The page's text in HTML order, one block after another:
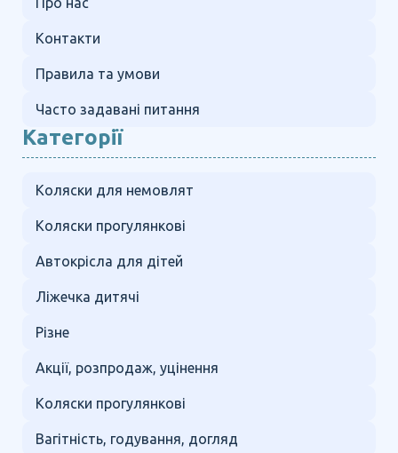
Контакти
Правила та умови
Часто задавані питання
Категорії
Коляски для немовлят
Коляски прогулянкові
Автокрісла для дітей
Ліжечка дитячі
Різне
Акції, розпродаж, уцінення
Коляски прогулянкові
Вагітність, годування, догляд